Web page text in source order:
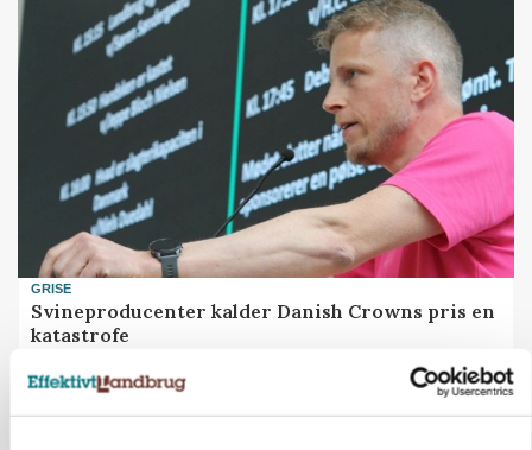
GRISE
Svineproducenter kalder Danish Crowns pris en
katastrofe